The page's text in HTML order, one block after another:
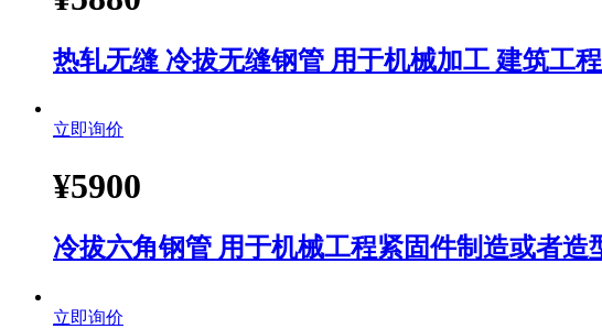
热轧无缝 冷拔无缝钢管 用于机械加工 建筑工程
立即询价
¥5900
冷拔六角钢管 用于机械工程紧固件制造或者造
立即询价